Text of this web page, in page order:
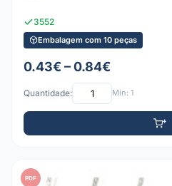
3552
Embalagem com 10 peças
0.43€ – 0.84€
Quantidade: Mín: 1
PDF